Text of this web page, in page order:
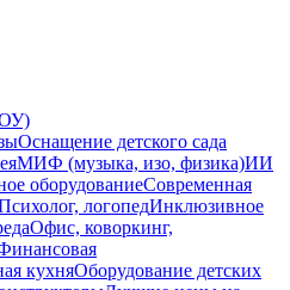
Оснащение детского сада
МИФ (музыка, изо, физика)ИИ
оборудованиеСовременная
логопедИнклюзивное
Офис, коворкинг,
кухняОборудование детских